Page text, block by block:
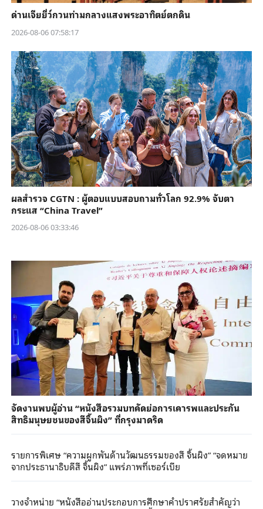
ด่านเจียยี่ว์กวนท่ามกลางแสงพระอาทิตย์ตกดิน
2026-08-06 07:58:17
ผลสำรวจ CGTN : ผู้ตอบแบบสอบถามทั่วโลก 92.9% จับตา
กระแส “China Travel”
2026-08-06 03:33:46
จัดงานพบผู้อ่าน “หนังสือรวมบทคัดย่อการเคารพและประกัน
สิทธิมนุษยชนของสีจิ้นผิง” ที่กรุงมาดริด
รายการพิเศษ “ความผูกพันด้านวัฒนธรรมของสี จิ้นผิง” “จดหมาย
จากประธานาธิบดีสี จิ้นผิง” แพร่ภาพที่เซอร์เบีย
วางจำหน่าย “หนังสืออ่านประกอบการศึกษาคำปราศรัยสำคัญว่า